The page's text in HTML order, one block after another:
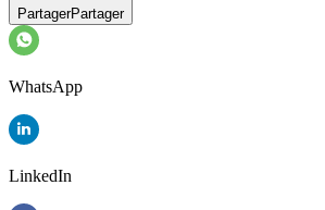
PartagerPartager
WhatsApp
LinkedIn